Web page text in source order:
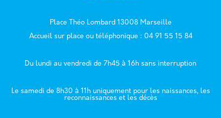
Place Théo Lombard 13008 Marseille
Accueil sur place ou téléphonique : 04 91 55 15 84
Du lundi au vendredi de 7h45 à 16h sans interruption
Le samedi de 8h30 à 11h uniquement pour les naissances, les
reconnaissances et les décès